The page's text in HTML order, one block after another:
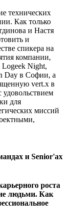
технических
Как только
и Настя
и
спикера на
компании,
Night,
Day в Софии, а
vert.x в
для
миссий
и Senior'ах
роста
людьми. Как